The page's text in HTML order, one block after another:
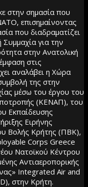
στην σημασία που
επισημαίνοντας
που διαδραματίζει
Συμμαχία για την
στην Ανατολική
στις
αναλάβει η Χώρα
της στην
μέσω του έργου του
(ΚΕΝΑΠ), του
Εκπαίδευσης
Ειρήνης
Βολής Κρήτης (ΠΒΚ),
Corps Greece
Νατοϊκού Κέντρου
Αντιαεροπορικής
Integrated Air and
στην Κρήτη.